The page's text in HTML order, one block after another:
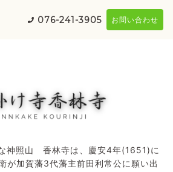
076-241-3905 お問い合わせ
神照山 香林寺は、慶安4年(1651)に
が加賀藩3代藩主前田利常公に願い出